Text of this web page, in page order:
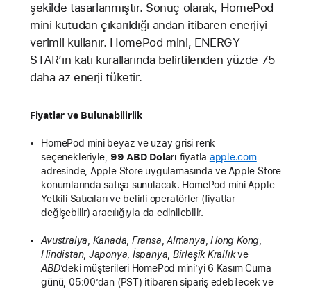
şekilde tasarlanmıştır. Sonuç olarak, HomePod
mini kutudan çıkarıldığı andan itibaren enerjiyi
verimli kullanır. HomePod mini, ENERGY
STAR’ın katı kurallarında belirtilenden yüzde 75
daha az enerji tüketir.
Fiyatlar ve Bulunabilirlik
HomePod mini beyaz ve uzay grisi renk
seçenekleriyle, 99 ABD Doları fiyatla apple.com
adresinde, Apple Store uygulamasında ve Apple Store
konumlarında satışa sunulacak. HomePod mini Apple
Yetkili Satıcıları ve belirli operatörler (fiyatlar
değişebilir) aracılığıyla da edinilebilir.
Avustralya Kanada Fransa ,Almanya ,Hong Kong
Hindistan, Japonya İspanya Birleşik Krallıkve
ABD’deki müşterileri HomePod mini’yi 6 Kasım Cuma
günü, 05:00’dan (PST) itibaren sipariş edebilecek ve